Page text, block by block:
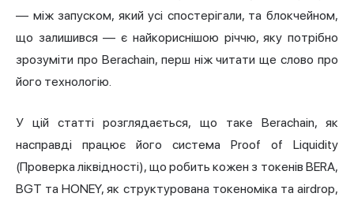
— між запуском, який усі спостерігали, та блокчейном,
що залишився — є найкориснішою річчю, яку потрібно
зрозуміти про Berachain, перш ніж читати ще слово про
його технологію.
У цій статті розглядається, що таке Berachain, як
насправді працює його система Proof of Liquidity
(Проверка ліквідності), що робить кожен з токенів BERA,
BGT та HONEY, як структурована токеноміка та airdrop,